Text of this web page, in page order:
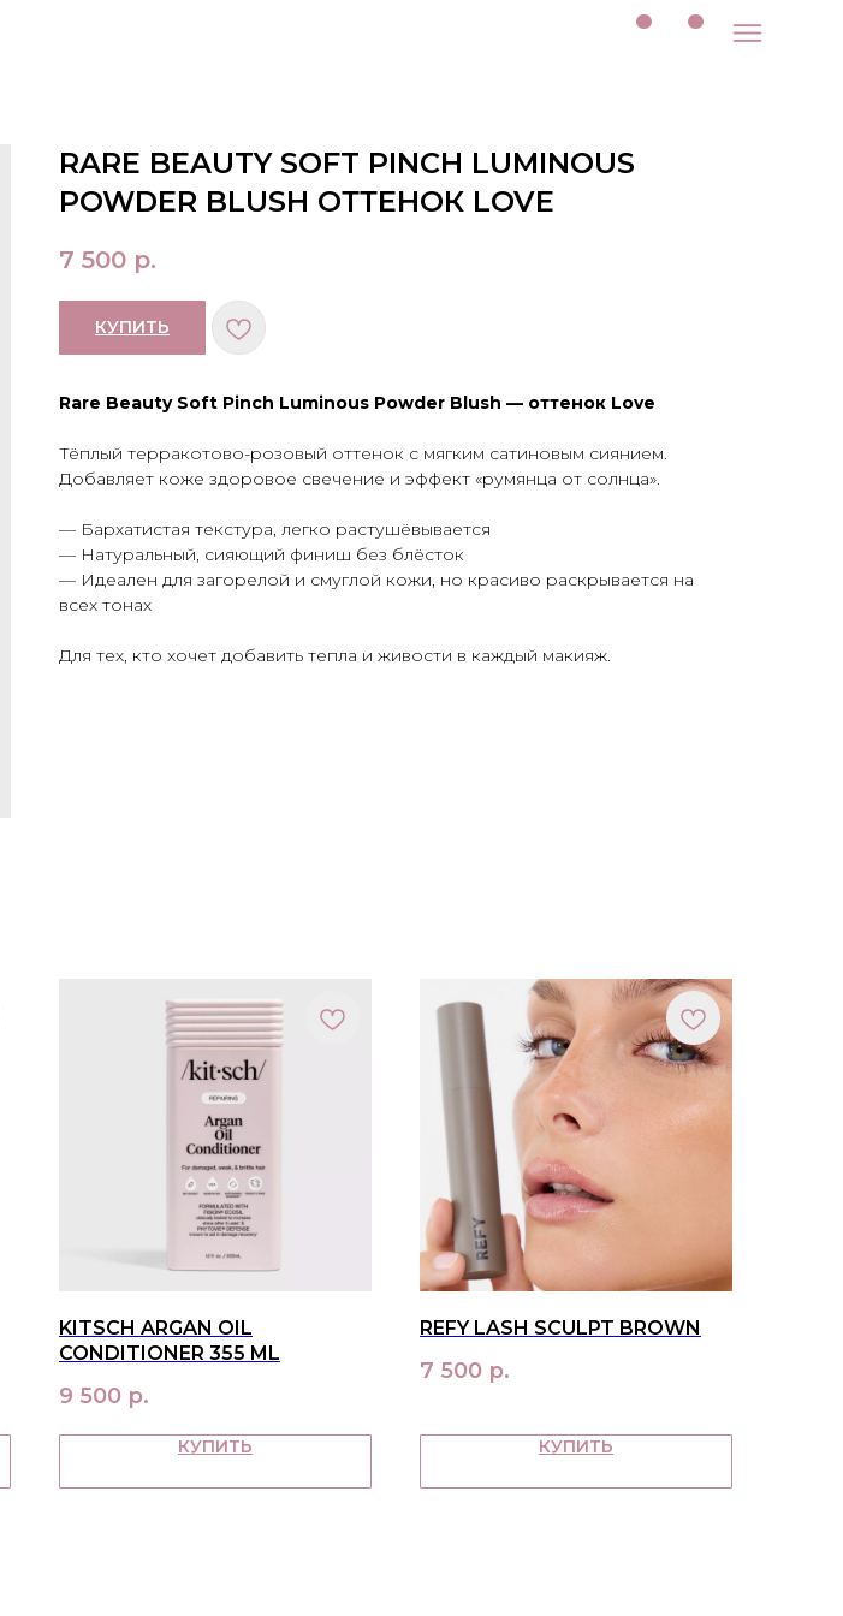
RARE BEAUTY SOFT PINCH LUMINOUS
POWDER BLUSH ОТТЕНОК LOVE
7 500 р.
КУПИТЬ
Rare Beauty Soft Pinch Luminous Powder Blush — оттенок Love
Тёплый терракотово-розовый оттенок с мягким сатиновым сиянием.
Добавляет коже здоровое свечение и эффект «румянца от солнца».
— Бархатистая текстура, легко растушёвывается
— Натуральный, сияющий финиш без блёсток
— Идеален для загорелой и смуглой кожи, но красиво раскрывается на
всех тонах
Для тех, кто хочет добавить тепла и живости в каждый макияж.
KITSCH ARGAN OIL
CONDITIONER 355 ML
9 500 р.
КУПИТЬ
REFY LASH SCULPT BROWN
7 500 р.
КУПИТЬ